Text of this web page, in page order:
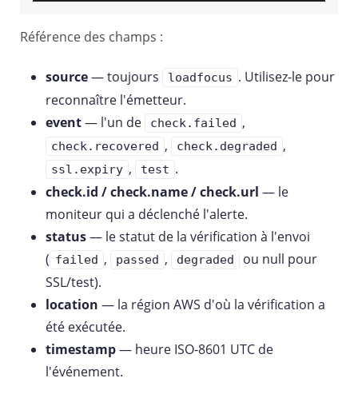
Référence des champs :
source— toujours loadfocus . Utilisez-le pour
reconnaître l'émetteur.
event— l'un de check.failed ,
check.recovered , check.degraded ,
ssl.expiry , test .
check.id / check.name / check.url — le
moniteur qui a déclenché l'alerte.
status— le statut de la vérification à l'envoi
( failed , passed , degraded
ou null pour
SSL/test).
location — la région AWS d'où la vérification a
été exécutée.
timestamp— heure ISO-8601 UTC de
l'événement.